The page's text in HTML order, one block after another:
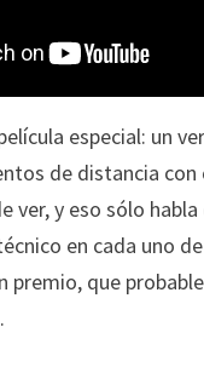
especial: un
de distancia
ver, y eso sólo
en cada uno
premio, que